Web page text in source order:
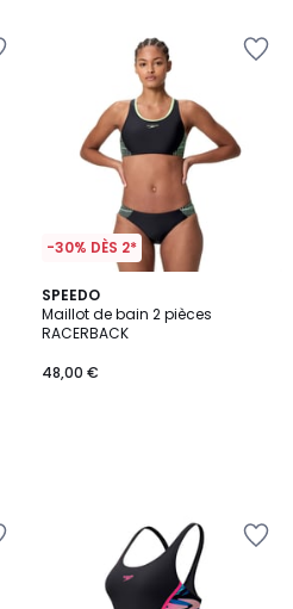
-30% DÈS 2*
SPEEDO
Maillot de bain 2 pièces
RACERBACK
48,00 €